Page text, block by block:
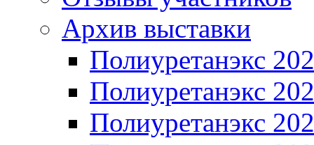
Архив выставки
Полиуретанэкс
Полиуретанэкс
Полиуретанэкс